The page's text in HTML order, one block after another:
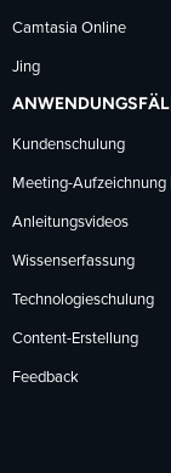
Camtasia Online
Jing
Kundenschulung
Meeting-Aufzeichnung
Anleitungsvideos
Wissenserfassung
Technologieschulung
Content-Erstellung
Feedback